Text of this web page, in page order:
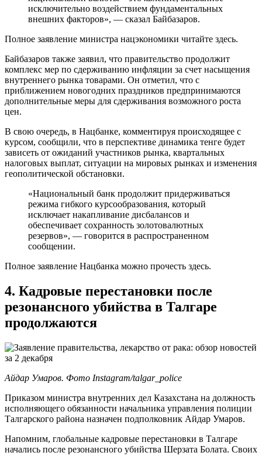
исключительно воздействием фундаментальных
внешних факторов», — сказал Байбазаров.
Полное заявление министра нацэкономики читайте здесь.
Байбазаров также заявил, что правительство продолжит
комплекс мер по сдерживанию инфляции за счет насыщения
внутреннего рынка товарами. Он отметил, что с
приближением новогодних праздников предпринимаются
дополнительные меры для сдерживания возможного роста
цен.
В свою очередь, в Нацбанке, комментируя происходящее с
курсом, сообщили, что в перспективе динамика тенге будет
зависеть от ожиданий участников рынка, квартальных
налоговых выплат, ситуации на мировых рынках и изменения
геополитической обстановки.
«Национальный банк продолжит придерживаться
режима гибкого курсообразования, который
исключает накапливание дисбалансов и
обеспечивает сохранность золотовалютных
резервов», — говорится в распространенном
сообщении.
Полное заявление Нацбанка можно прочесть здесь.
4. Кадровые перестановки после
резонансного убийства в Талгаре
продолжаются
Айдар Умаров. Фото Instagram/talgar_police
Приказом министра внутренних дел Казахстана на должность
исполняющего обязанности начальника управления полиции
Талгарского района назначен подполковник Айдар Умаров.
Напомним, глобальные кадровые перестановки в Талгаре
начались после резонансного убийства Шерзата Болата. Своих